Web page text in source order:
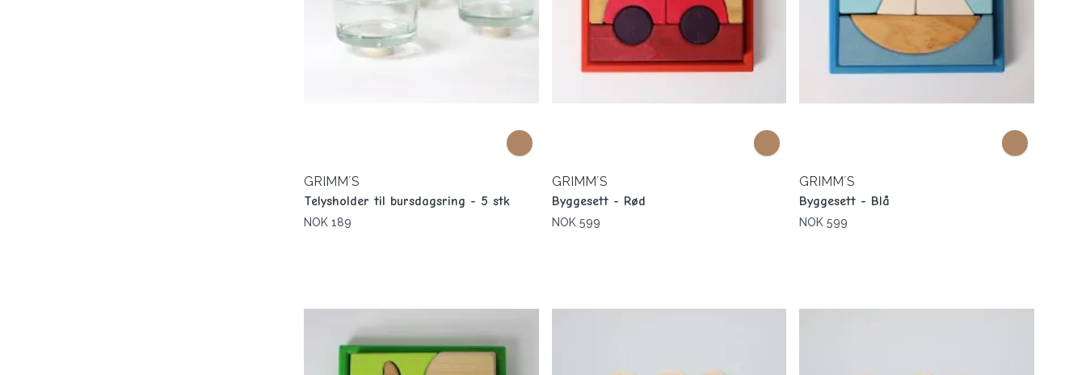
GRIMM´S
Telysholder til bursdagsring - 5 stk
NOK 189
GRIMM´S
Byggesett - Rød
NOK 599
GRIMM´S
Byggesett - Blå
NOK 599